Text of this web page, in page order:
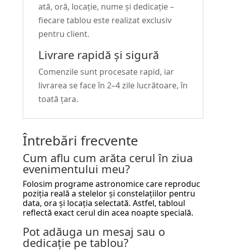
ată, oră, locație, nume și dedicație –
fiecare tablou este realizat exclusiv
pentru client.
Livrare rapidă și sigură
Comenzile sunt procesate rapid, iar
livrarea se face în 2–4 zile lucrătoare, în
toată țara.
Întrebări frecvente
Cum aflu cum arăta cerul în ziua
evenimentului meu?
Folosim programe astronomice care reproduc
poziția reală a stelelor și constelațiilor pentru
data, ora și locația selectată. Astfel, tabloul
reflectă exact cerul din acea noapte specială.
Pot adăuga un mesaj sau o
dedicație pe tablou?